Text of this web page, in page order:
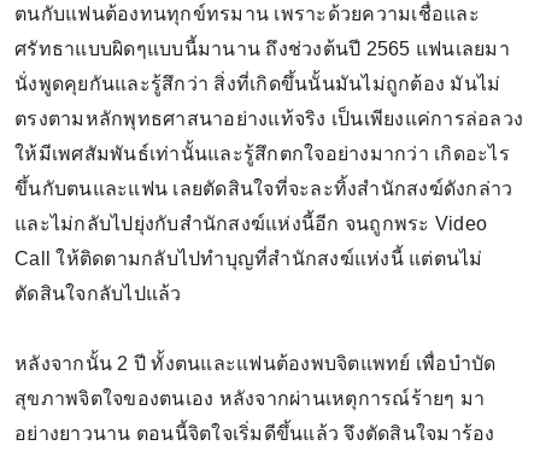
ตนกับแฟนต้องทนทุกข์ทรมาน เพราะด้วยความเชื่อและ
ศรัทธาแบบผิดๆแบบนี้มานาน ถึงช่วงต้นปี 2565 แฟนเลยมา
นั่งพูดคุยกันและรู้สึกว่า สิ่งที่เกิดขึ้นนั้นมันไม่ถูกต้อง มันไม่
ตรงตามหลักพุทธศาสนาอย่างแท้จริง เป็นเพียงแค่การล่อลวง
ให้มีเพศสัมพันธ์เท่านั้นและรู้สึกตกใจอย่างมากว่า เกิดอะไร
ขึ้นกับตนและแฟน เลยตัดสินใจที่จะละทิ้งสำนักสงฆ์ดังกล่าว
และไม่กลับไปยุ่งกับสำนักสงฆ์แห่งนี้อีก จนถูกพระ Video
Call ให้ติดตามกลับไปทำบุญที่สำนักสงฆ์แห่งนี้ แต่ตนไม่
ตัดสินใจกลับไปแล้ว
หลังจากนั้น 2 ปี ทั้งตนและแฟนต้องพบจิตแพทย์ เพื่อบำบัด
สุขภาพจิตใจของตนเอง หลังจากผ่านเหตุการณ์ร้ายๆ มา
อย่างยาวนาน ตอนนี้จิตใจเริ่มดีขึ้นแล้ว จึงตัดสินใจมาร้อง